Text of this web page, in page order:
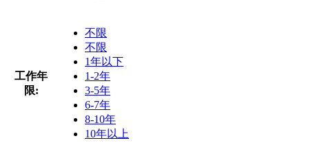
工作年
限:
不限
不限
1年以下
1-2年
3-5年
6-7年
8-10年
10年以上